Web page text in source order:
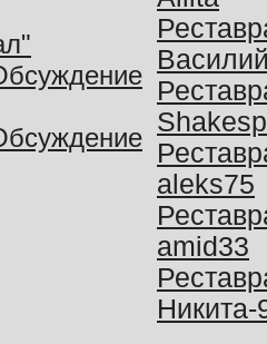
aleks75
amid33
Никита-